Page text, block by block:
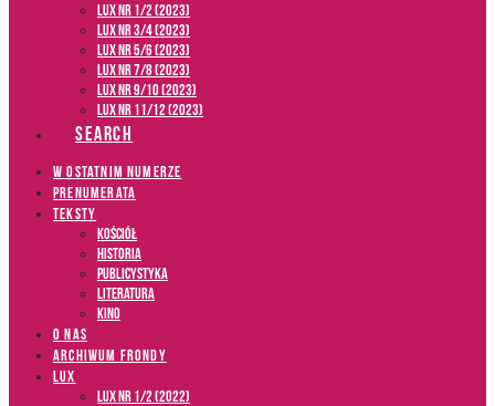
LUX NR 1/2 (2023)
LUX NR 3/4 (2023)
LUX NR 5/6 (2023)
LUX NR 7/8 (2023)
LUX NR 9/10 (2023)
LUX NR 11/12 (2023)
SEARCH
W OSTATNIM NUMERZE
PRENUMERATA
TEKSTY
Kościół
Historia
Publicystyka
Literatura
Kino
O NAS
ARCHIWUM FRONDY
LUX
LUX NR 1/2 (2022)